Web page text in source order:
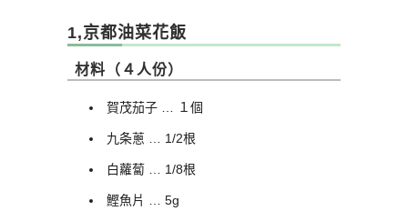
1,京都油菜花飯
材料（４人份）
賀茂茄子 … １個
九条蔥 … 1/2根
白蘿蔔 … 1/8根
鰹魚片 … 5g